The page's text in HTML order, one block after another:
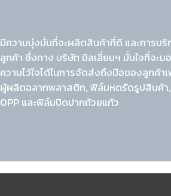
มีความมุ่งมั่นที่จะผลิตสินค้าที่ดี และการบ
ลูกค้า ซึ่งทาง บริษัท มิลเลี่ยนฯ มั่นใจที่จะม
ความไว้ใจได้ในการจัดส่งถึงมือของลูกค้าเ
ผู้ผลิตฉลากพลาสติก, ฟิล์มหดรัดรูปสินค้า
OPP และฟิล์มปิดปากถ้วยแก้ว